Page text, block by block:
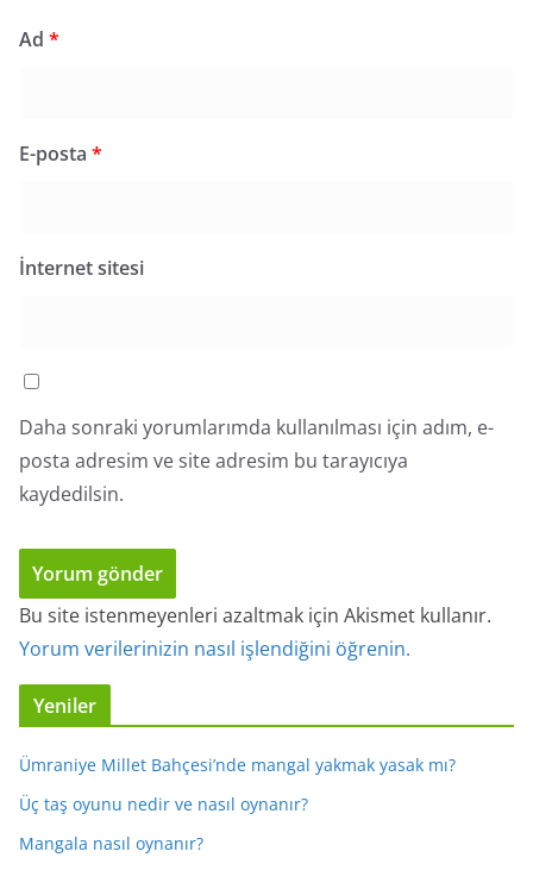
Ad *
E-posta *
İnternet sitesi
Daha sonraki yorumlarımda kullanılması için adım, e-
posta adresim ve site adresim bu tarayıcıya
kaydedilsin.
Bu site istenmeyenleri azaltmak için Akismet kullanır.
Yorum verilerinizin nasıl işlendiğini öğrenin.
Yeniler
Ümraniye Millet Bahçesi’nde mangal yakmak yasak mı?
Üç taş oyunu nedir ve nasıl oynanır?
Mangala nasıl oynanır?